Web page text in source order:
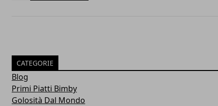
CATEGORIE
Blog
Primi Piatti Bimby
Golosità Dal Mondo